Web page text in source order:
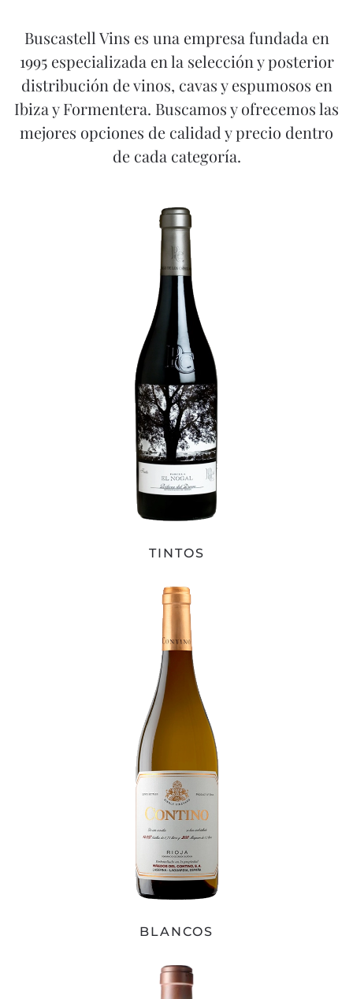
Buscastell Vins es una empresa fundada en
1995 especializada en la selección y posterior
distribución de vinos, cavas y espumosos en
Ibiza y Formentera. Buscamos y ofrecemos las
mejores opciones de calidad y precio dentro
de cada categoría.
TINTOS
BLANCOS